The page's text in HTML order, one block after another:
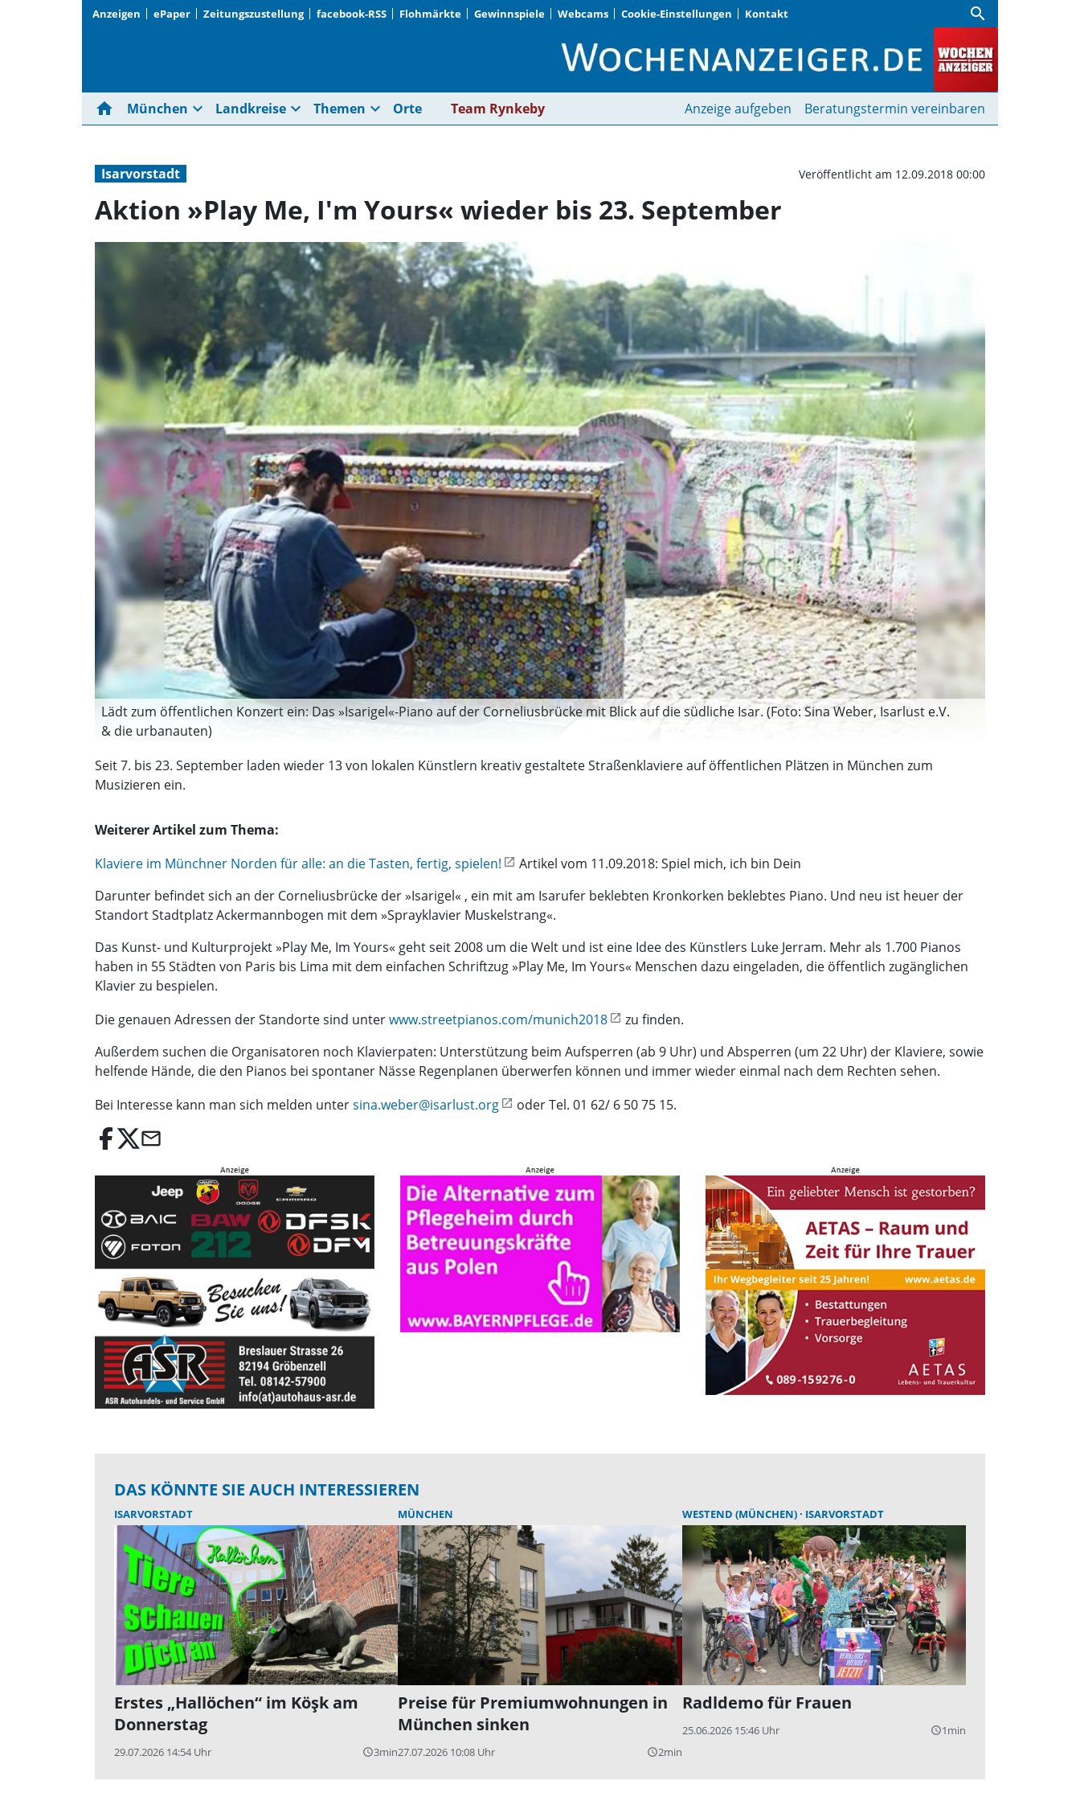
Anzeigen ePaper Zeitungszustellung facebook-RSS Flohmärkte Gewinnspiele Webcams Cookie-Einstellungen Kontakt search
Aktion »Play Me, I'm Yours« wieder bis 23.
home München expand_more Landkreise expand_more Themen expand_more Orte Team Rynkeby Anzeige aufgeben Beratungstermin vereinbaren
Isarvorstadt Veröffentlicht am 12.09.2018 00:00
Aktion »Play Me, I'm Yours« wieder bis 23. September
Lädt zum öffentlichen Konzert ein: Das »Isarigel«-Piano auf der Corneliusbrücke mit Blick auf die südliche Isar. (Foto: Sina Weber, Isarlust e.V.
& die urbanauten)
Seit 7. bis 23. September laden wieder 13 von lokalen Künstlern kreativ gestaltete Straßenklaviere auf öffentlichen Plätzen in München zum
Musizieren ein.
Weiterer Artikel zum Thema:
Klaviere im Münchner Norden für alle: an die Tasten, fertig, spielen!
Artikel vom 11.09.2018: Spiel mich, ich bin Dein
Darunter befindet sich an der Corneliusbrücke der »Isarigel« , ein mit am Isarufer beklebten Kronkorken beklebtes Piano. Und neu ist heuer der
Standort Stadtplatz Ackermannbogen mit dem »Sprayklavier Muskelstrang«.
Das Kunst- und Kulturprojekt »Play Me, Im Yours« geht seit 2008 um die Welt und ist eine Idee des Künstlers Luke Jerram. Mehr als 1.700 Pianos
haben in 55 Städten von Paris bis Lima mit dem einfachen Schriftzug »Play Me, Im Yours« Menschen dazu eingeladen, die öffentlich zugänglichen
Klavier zu bespielen.
Die genauen Adressen der Standorte sind unterwww.streetpianos.com/munich2018
zu finden.
Außerdem suchen die Organisatoren noch Klavierpaten: Unterstützung beim Aufsperren (ab 9 Uhr) und Absperren (um 22 Uhr) der Klaviere, sowie
helfende Hände, die den Pianos bei spontaner Nässe Regenplanen überwerfen können und immer wieder einmal nach dem Rechten sehen.
Bei Interesse kann man sich melden untersina.weber@isarlust.org oder Tel. 01 62/ 6 50 75 15.
email
DAS KÖNNTE SIE AUCH INTERESSIEREN
ISARVORSTADT
Erstes „Hallöchen“ im Köşk am
Donnerstag
29.07.2026 14:54 Uhr query_builder3min
MÜNCHEN
Preise für Premiumwohnungen in
München sinken
27.07.2026 10:08 Uhr query_builder2min
WESTEND (MÜNCHEN) ISARVORSTADT
Radldemo für Frauen
25.06.2026 15:46 Uhr query_builder1min